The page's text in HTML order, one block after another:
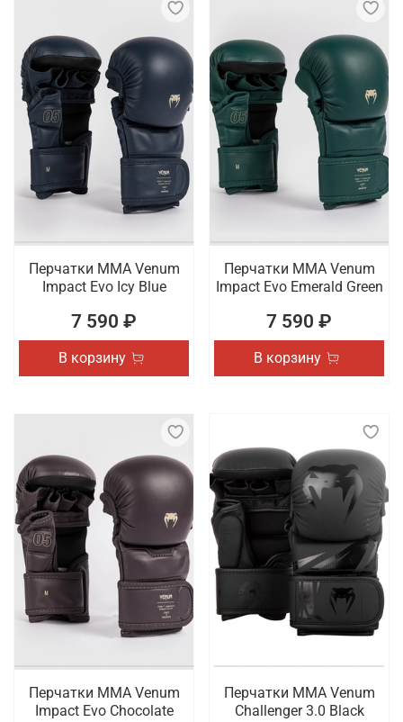
Перчатки ММА Venum
Impact Evo Icy Blue
7 590 ₽
В корзину
Перчатки ММА Venum
Impact Evo Emerald Green
7 590 ₽
В корзину
Перчатки ММА Venum
Impact Evo Chocolate
Перчатки ММА Venum
Challenger 3.0 Black